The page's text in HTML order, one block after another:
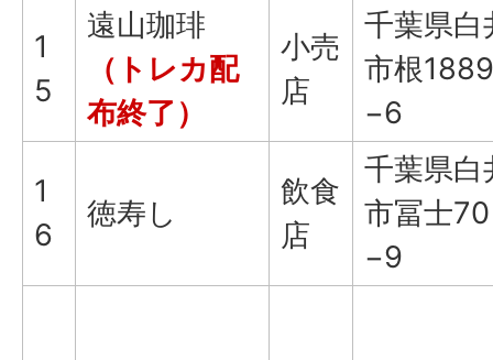
1
5
遠山珈琲
（トレカ配
布終了）
小売
店
千葉県白
市根1889
−6
1
6
徳寿し
飲食
店
千葉県白
市冨士70
−9